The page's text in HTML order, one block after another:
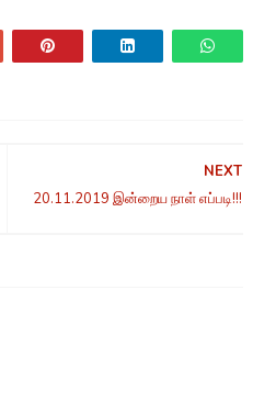
NEXT
20.11.2019 இன்றைய நாள் எப்படி!!!